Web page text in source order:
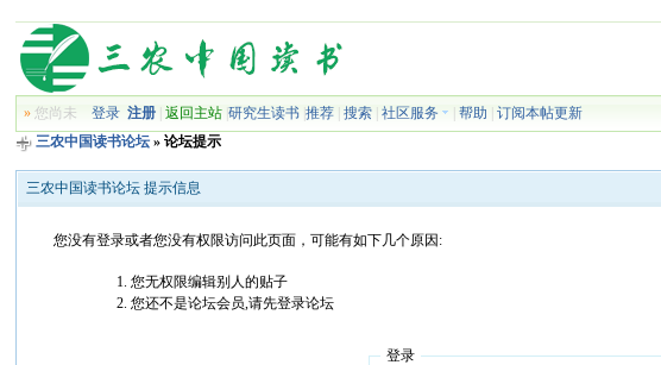
» 您尚未登录 注册 |返回主站 |研究生读书 |推荐 |搜索 |社区服务 |帮助 |订阅本帖更新
三农中国读书论坛 » 论坛提示
三农中国读书论坛 提示信息
您没有登录或者您没有权限访问此页面，可能有如下几个原因:
您无权限编辑别人的贴子
您还不是论坛会员,请先登录论坛
登录